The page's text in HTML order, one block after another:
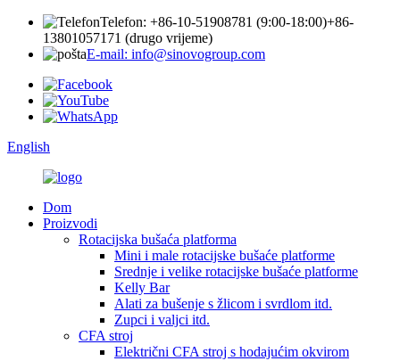
Telefon: +86-10-51908781 (9:00-18:00)+86-
13801057171 (drugo vrijeme)
E-mail: info@sinovogroup.com
English
Dom
Proizvodi
Rotacijska bušaća platforma
Mini i male rotacijske bušaće platforme
Srednje i velike rotacijske bušaće platforme
Kelly Bar
Alati za bušenje s žlicom i svrdlom itd.
Zupci i valjci itd.
CFA stroj
Električni CFA stroj s hodajućim okvirom